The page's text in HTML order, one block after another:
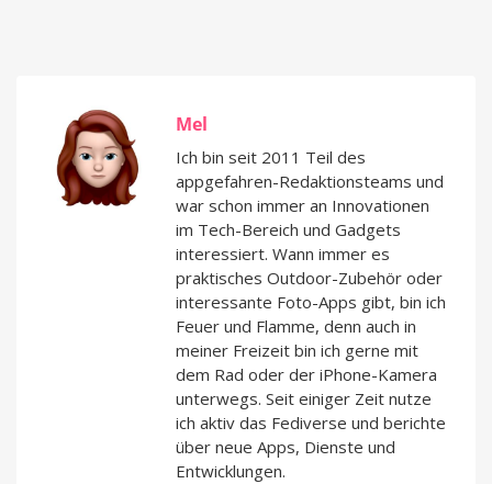
Mel
Ich bin seit 2011 Teil des
appgefahren-Redaktionsteams und
war schon immer an Innovationen
im Tech-Bereich und Gadgets
interessiert. Wann immer es
praktisches Outdoor-Zubehör oder
interessante Foto-Apps gibt, bin ich
Feuer und Flamme, denn auch in
meiner Freizeit bin ich gerne mit
dem Rad oder der iPhone-Kamera
unterwegs. Seit einiger Zeit nutze
ich aktiv das Fediverse und berichte
über neue Apps, Dienste und
Entwicklungen.